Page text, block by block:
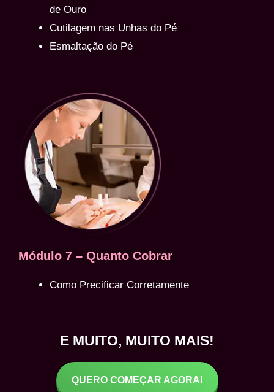
de Ouro
Cutilagem nas Unhas do Pé
Esmaltação do Pé
Módulo 7 – Quanto Cobrar
Como Precificar Corretamente
E MUITO, MUITO MAIS!
QUERO COMEÇAR AGORA!